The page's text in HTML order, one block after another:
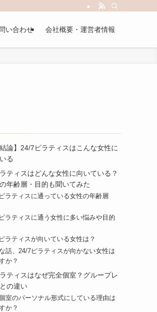
い合わせ 会社概要・運営者情報
結論】24/7ピラティスはこんな女性に
る
ティスはどんな女性に向いている？
年齢層・目的も聞いてみた
ラティスに通っている女性の年齢層
ラティスに通う女性に多い悩みや目的
ラティスが向いている女性は？
話、24/7ピラティスが向かない女性は
か？
ティスはなぜ完全個室？グループレ
の違い
室のパーソナル形式にしている理由は
か？